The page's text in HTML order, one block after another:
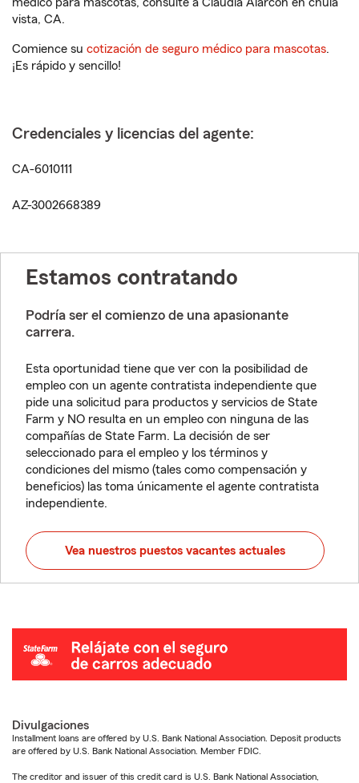
vista, CA.
Comience su cotización de seguro médico para mascotas.
¡Es rápido y sencillo!
Credenciales y licencias del agente:
CA-6010111
AZ-3002668389
Estamos contratando
Podría ser el comienzo de una apasionante
carrera.
Esta oportunidad tiene que ver con la posibilidad de
empleo con un agente contratista independiente que
pide una solicitud para productos y servicios de State
Farm y NO resulta en un empleo con ninguna de las
compañías de State Farm. La decisión de ser
seleccionado para el empleo y los términos y
condiciones del mismo (tales como compensación y
beneficios) las toma únicamente el agente contratista
independiente.
Vea nuestros puestos vacantes actuales
Divulgaciones
Installment loans are offered by U.S. Bank National Association. Deposit products
are offered by U.S. Bank National Association. Member FDIC.
The creditor and issuer of this credit card is U.S. Bank National Association,